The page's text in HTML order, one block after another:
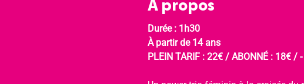
À propos
Durée : 1h30
À partir de 14 ans
PLEIN TARIF : 22€ / ABONNÉ : 18€ /